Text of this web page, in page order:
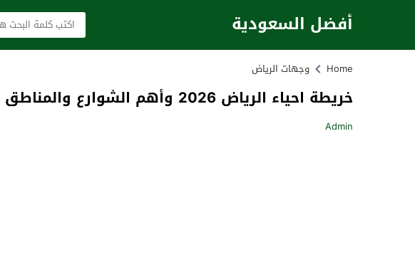
أفضل السعودية
Home وجهات الرياض
خريطة احياء الرياض 2026 وأهم الشوارع والمناطق بالتفصيل
Admin